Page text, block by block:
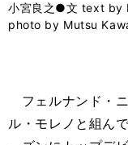
バ
小宮良之●文 text by
photo by Mutsu
フェルナンド・
ル・モレノと組ん